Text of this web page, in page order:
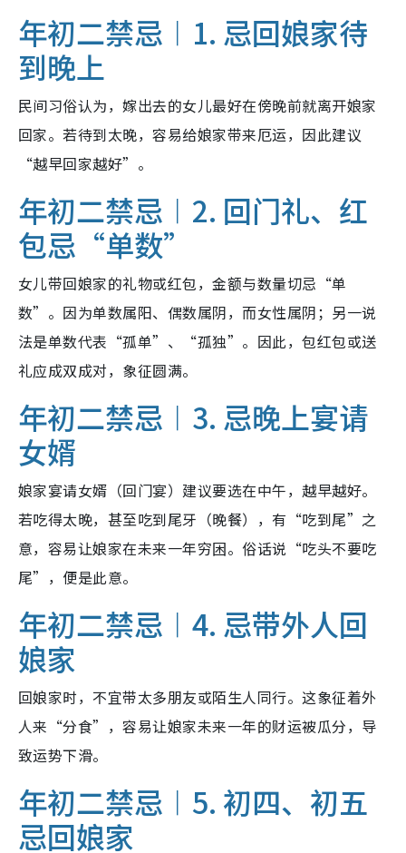
年初二禁忌︱1. 忌回娘家待
到晚上
民间习俗认为，嫁出去的女儿最好在傍晚前就离开娘家
回家。若待到太晚，容易给娘家带来厄运，因此建议
“越早回家越好”。
年初二禁忌︱2. 回门礼、红
包忌“单数”
女儿带回娘家的礼物或红包，金额与数量切忌“单
数”。因为单数属阳、偶数属阴，而女性属阴；另一说
法是单数代表“孤单”、“孤独”。因此，包红包或送
礼应成双成对，象征圆满。
年初二禁忌︱3. 忌晚上宴请
女婿
娘家宴请女婿（回门宴）建议要选在中午，越早越好。
若吃得太晚，甚至吃到尾牙（晚餐），有“吃到尾”之
意，容易让娘家在未来一年穷困。俗话说“吃头不要吃
尾”，便是此意。
年初二禁忌︱4. 忌带外人回
娘家
回娘家时，不宜带太多朋友或陌生人同行。这象征着外
人来“分食”，容易让娘家未来一年的财运被瓜分，导
致运势下滑。
年初二禁忌︱5. 初四、初五
忌回娘家